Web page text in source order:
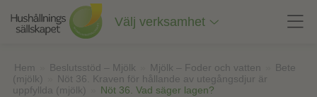
innehåll
Välj verksamhet
Hem Beslutsstöd – Mjölk Mjölk – Foder och vatten
Bete
(mjölk)
Nöt 36. Kraven för hållande av utegångsdjur är
uppfyllda (mjölk)
Nöt 36. Vad säger lagen?